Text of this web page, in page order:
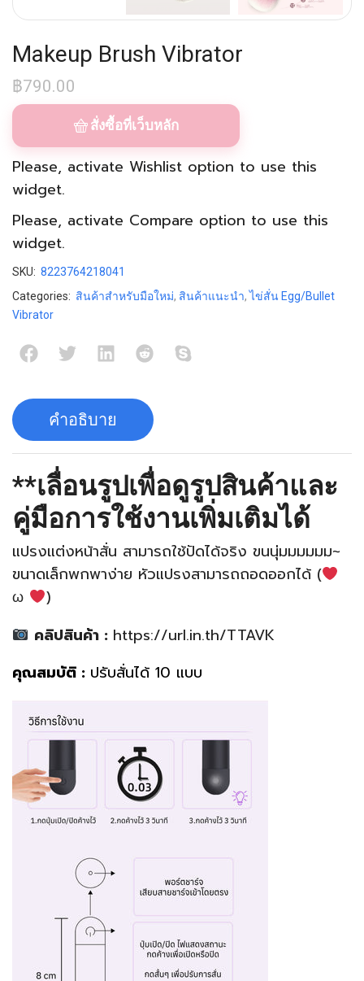
Makeup Brush Vibrator
฿790.00
สั่งซื้อที่เว็บหลัก
Please, activate Wishlist option to use this
widget.
Please, activate Compare option to use this
widget.
SKU: 8223764218041
Categories: สินค้าสำหรับมือใหม่, สินค้าแนะนำ,ไข่สั่น Egg/Bullet
Vibrator
คำอธิบาย
**เลื่อนรูปเพื่อดูรูปสินค้าและ
คู่มือการใช้งานเพิ่มเติมได้
แปรงแต่งหน้าสั่น สามารถใช้ปัดได้จริง ขนนุ่มมมมมม~
ขนาดเล็กพกพาง่าย หัวแปรงสามารถถอดออกได้ (
ω
)
คลิปสินค้า : https://url.in.th/TTAVK
คุณสมบัติ : ปรับสั่นได้ 10 แบบ